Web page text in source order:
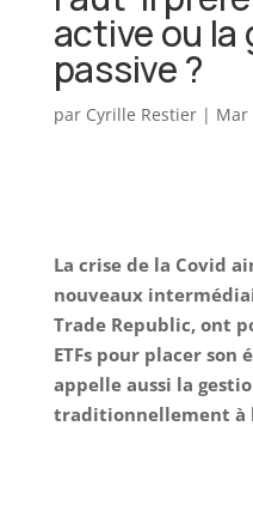
active ou la
passive ?
par Cyrille Restier| Mar
La crise de la Covid
nouveaux
Trade Republic, ont
ETFs pour placer son
appelle aussi la
traditionnellement à